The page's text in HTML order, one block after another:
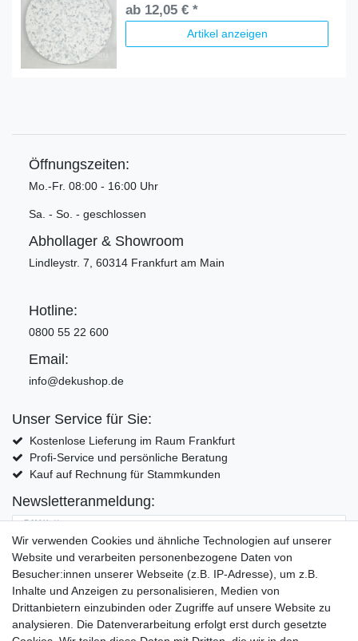
ab 12,05 € *
Artikel anzeigen
Öffnungszeiten:
Mo.-Fr. 08:00 - 16:00 Uhr
Sa. - So. - geschlossen
Abhollager & Showroom
Lindleystr. 7, 60314 Frankfurt am Main
Hotline:
0800 55 22 600
Email:
info@dekushop.de
Unser Service für Sie:
Kostenlose Lieferung im Raum Frankfurt
Profi-Service und persönliche Beratung
Kauf auf Rechnung für Stammkunden
Newsletteranmeldung:
E-MAIL **
Hiermit bestätige ich, dass ich die Daten­schutz­erklärung
Einwilligung kann ich jederzeit widerrufen.**
Abonnieren
Wir verwenden Cookies und ähnliche Technologien auf unserer
Website und verarbeiten personenbezogene Daten von
Besucher:innen unserer Webseite (z.B. IP-Adresse), um z.B.
Inhalte und Anzeigen zu personalisieren, Medien von
Drittanbietern einzubinden oder Zugriffe auf unsere Website zu
analysieren. Die Datenverarbeitung erfolgt erst durch gesetzte